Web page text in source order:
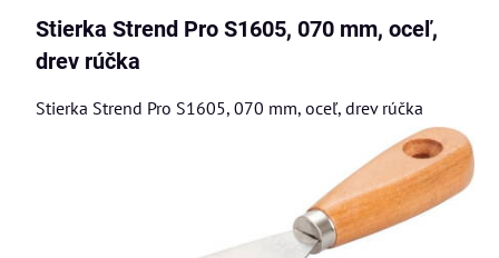
Stierka Strend Pro S1605, 070 mm, oceľ,
drev rúčka
Stierka Strend Pro S1605, 070 mm, oceľ, drev rúčka